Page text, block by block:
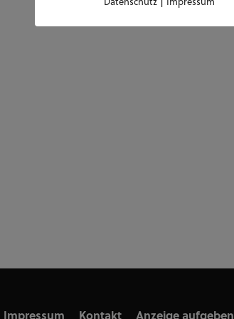
Impressum Kontakt Anzeige aufgeben